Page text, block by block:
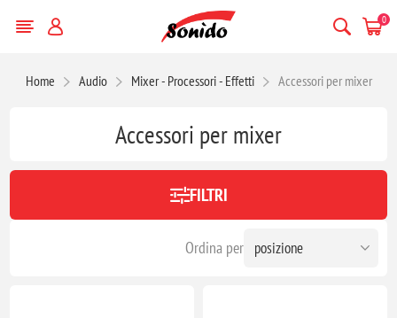
0
Home Audio Mixer - Processori - Effetti Accessori per mixer
Accessori per mixer
FILTRI
Ordina per